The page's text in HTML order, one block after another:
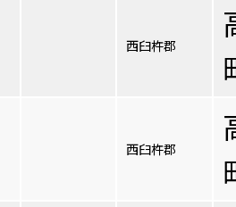
西臼杵郡
西臼杵郡